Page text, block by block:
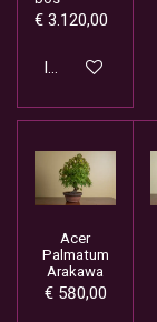
€ 3.120,00
In winkelwagen
Acer
Palmatum
Arakawa
€ 580,00